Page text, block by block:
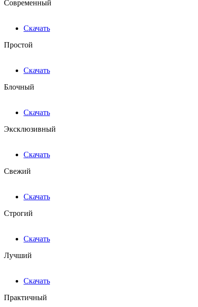
Современный
Скачать
Простой
Скачать
Блочный
Скачать
Эксклюзивный
Скачать
Свежий
Скачать
Строгий
Скачать
Лучший
Скачать
Практичный